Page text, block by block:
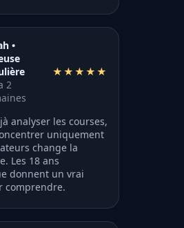
•
2
★★★★★
analyser les courses,
uniquement
change la
Les 18 ans
donnent un vrai
comprendre.